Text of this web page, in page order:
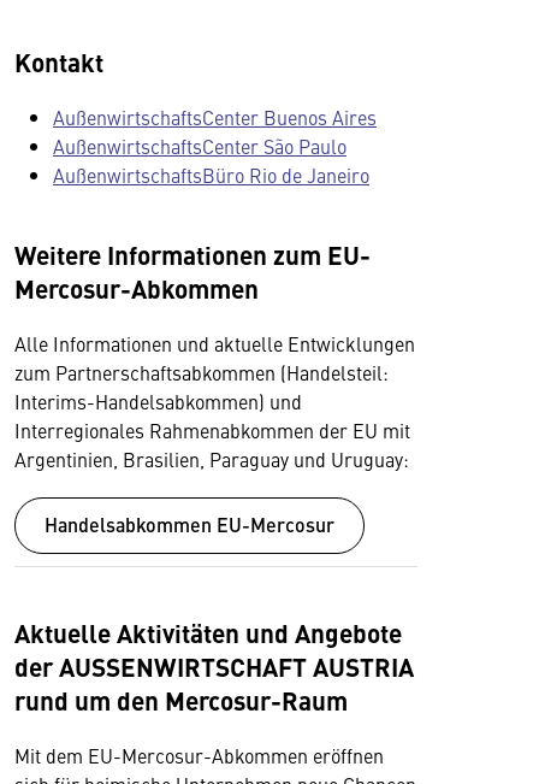
Kontakt
AußenwirtschaftsCenter Buenos Aires
AußenwirtschaftsCenter São Paulo
AußenwirtschaftsBüro Rio de Janeiro
Weitere Informationen zum EU-
Mercosur-Abkommen
Alle Informationen und aktuelle Entwicklungen
zum Partnerschaftsabkommen (Handelsteil:
Interims-Handelsabkommen) und
Interregionales Rahmenabkommen der EU mit
Argentinien, Brasilien, Paraguay und Uruguay:
Handelsabkommen EU-Mercosur
Aktuelle Aktivitäten und Angebote
der AUSSENWIRTSCHAFT AUSTRIA
rund um den Mercosur-Raum
Mit dem EU-Mercosur-Abkommen eröffnen